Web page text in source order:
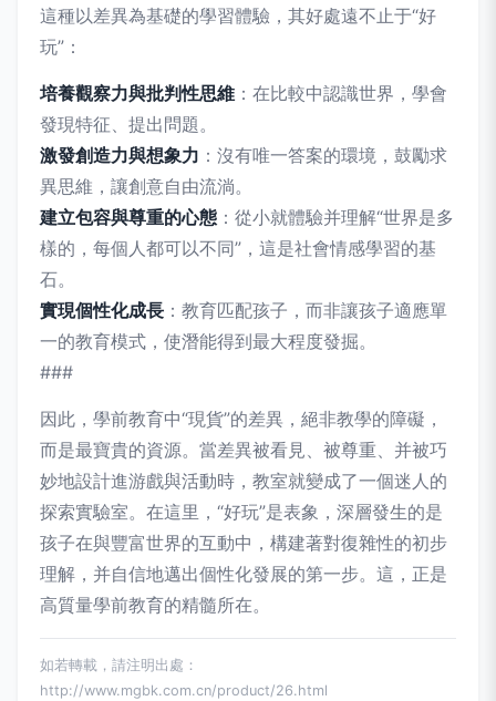
這種以差異為基礎的學習體驗，其好處遠不止于“好
玩”：
培養觀察力與批判性思維 ：在比較中認識世界，學會
發現特征、提出問題。
激發創造力與想象力 ：沒有唯一答案的環境，鼓勵求
異思維，讓創意自由流淌。
建立包容與尊重的心態 ：從小就體驗并理解“世界是多
樣的，每個人都可以不同”，這是社會情感學習的基
石。
實現個性化成長 ：教育匹配孩子，而非讓孩子適應單
一的教育模式，使潛能得到最大程度發掘。
###
因此，學前教育中“現貨”的差異，絕非教學的障礙，
而是最寶貴的資源。當差異被看見、被尊重、并被巧
妙地設計進游戲與活動時，教室就變成了一個迷人的
探索實驗室。在這里，“好玩”是表象，深層發生的是
孩子在與豐富世界的互動中，構建著對復雜性的初步
理解，并自信地邁出個性化發展的第一步。這，正是
高質量學前教育的精髓所在。
如若轉載，請注明出處：
http://www.mgbk.com.cn/product/26.html